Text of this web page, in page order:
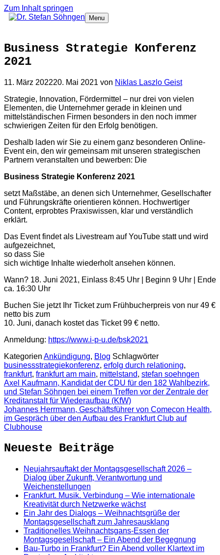
Zum Inhalt springen
Menu
Business Strategie Konferenz
2021
11. März 202220. Mai 2021 von Niklas Laszlo Geist
Strategie, Innovation, Fördermittel – nur drei von vielen
Elementen, die Unternehmer gerade in kleinen und
mittelständischen Firmen besonders in den noch immer
schwierigen Zeiten für den Erfolg benötigen.
Deshalb laden wir Sie zu einem ganz besonderen Online-
Event ein, den wir gemeinsam mit unseren strategischen
Partnern veranstalten und bewerben: Die
Business Strategie Konferenz 2021
setzt Maßstäbe, an denen sich Unternehmer, Gesellschafter
und Führungskräfte orientieren können. Hochwertiger
Content, erprobtes Praxiswissen, klar und verständlich
erklärt.
Das Event findet als Livestream auf YouTube statt und wird
aufgezeichnet,
so dass Sie
sich wichtige Inhalte wiederholt ansehen können.
Wann? 18. Juni 2021, Einlass 8:45 Uhr | Beginn 9 Uhr | Ende
ca. 16:30 Uhr
Buchen Sie jetzt Ihr Ticket zum Frühbucherpreis von nur 49 €
netto bis zum
10. Juni, danach kostet das Ticket 99 € netto.
Anmeldung: https://www.i-p-u.de/bsk2021
Kategorien Ankündigung, Blog Schlagwörter
businessstrategiekonferenz, erfolg durch relationing,
frankfurt, frankfurt am main, mittelstand, stefan soehngen
Axel Kaufmann, Kandidat der CDU für den 182 Wahlbezirk,
und Stefan Söhngen bei einem Treffen vor der Zentrale der
Kreditanstalt für Wiederaufbau (KfW)
Johannes Herrmann, Geschäftsführer von Comecon Health,
im Gespräch über den Aufbau des Frankfurt Club auf
Clubhouse
Neueste Beiträge
Neujahrsauftakt der Montagsgesellschaft 2026 –
Dialog über Zukunft, Verantwortung und
Weichenstellungen
Frankfurt. Musik. Verbindung – Wie internationale
Kreativität durch Netzwerke wächst
Ein Jahr des Dialogs – Weihnachtsgrüße der
Montagsgesellschaft zum Jahresausklang
Traditionelles Weihnachtsgans-Essen der
Montagsgesellschaft – Ein Abend der Begegnung
Bau-Turbo in Frankfurt? Ein Abend voller Klartext im